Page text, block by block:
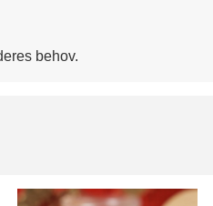
behov.